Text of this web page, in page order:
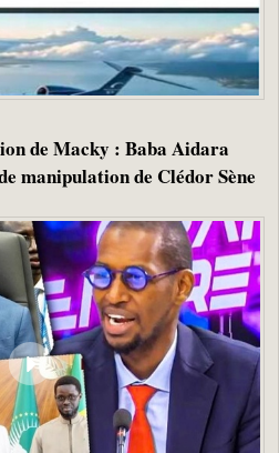
de Macky : Baba Aidara
manipulation de Clédor Sène